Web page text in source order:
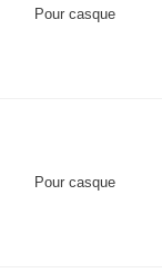
Pour casque
Pour casque